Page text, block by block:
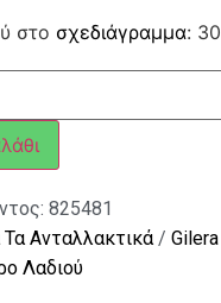
στο σχεδιάγραμμα: 30
825481
Ανταλλακτικά/ Gilera
Λαδιού